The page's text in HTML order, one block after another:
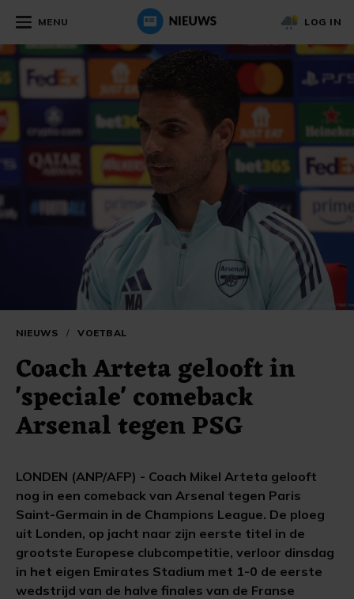
MENU LOG IN
NIEUWS / VOETBAL
Coach Arteta gelooft in
'speciale' comeback
Arsenal tegen PSG
LONDEN (ANP/AFP) - Coach Mikel Arteta gelooft
nog in een comeback van Arsenal tegen Paris
Saint-Germain in de Champions League. De ploeg
uit Londen, op jacht naar zijn eerste titel in de
grootste Europese clubcompetitie, verloor dinsdag
in het eigen Emirates Stadium met 1-0 de eerste
wedstrijd van de halve finales van de Franse